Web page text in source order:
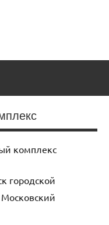
комплекс
городской